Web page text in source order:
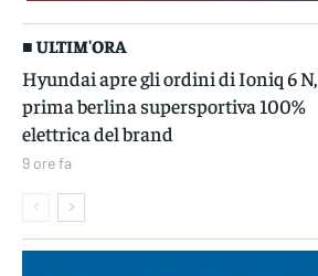
■ ULTIM'ORA
Hyundai apre gli ordini di Ioniq 6 N,
prima berlina supersportiva 100%
elettrica del brand
9 ore fa